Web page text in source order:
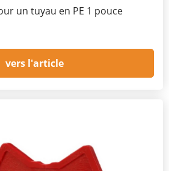
un tuyau en PE 1 pouce
vers l'article